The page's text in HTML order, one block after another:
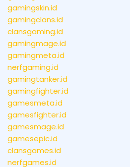
gamingskin.id
gamingclans.id
clansgaming.id
gamingmage.id
gamingmeta.id
nerfgaming.id
gamingtanker.id
gamingfighter.id
gamesmeta.id
gamesfighter.id
gamesmage.id
gamesepic.id
clansgames.id
nerfgames.id